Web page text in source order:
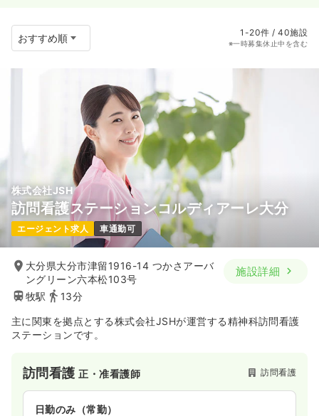
1-20件 / 40施設
※一時募集休止中を含む
株式会社JSH
訪問看護ステーションコルディアーレ大分
エージェント求人 車通勤可
大分県大分市津留1916-14 つかさアーバ
ングリーン六本松103号
牧駅
13分
施設詳細
主に関東を拠点とする株式会社JSHが運営する精神科訪問看護
ステーションです。
訪問看護正・准看護師 訪問看護
日勤のみ（常勤）